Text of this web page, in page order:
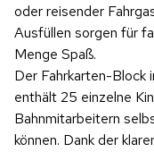
oder reisender
Ausfüllen sorgen für
Menge Spaß.
Der Fahrkarten-Block
enthält 25 einzelne
Bahnmitarbeitern
können. Dank der